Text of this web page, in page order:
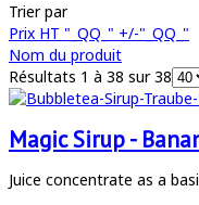
Trier par
Prix HT "_QQ_" +/-"_QQ_"
Nom du produit
Résultats 1 à 38 sur 38
Magic Sirup -
Juice concentrate as a